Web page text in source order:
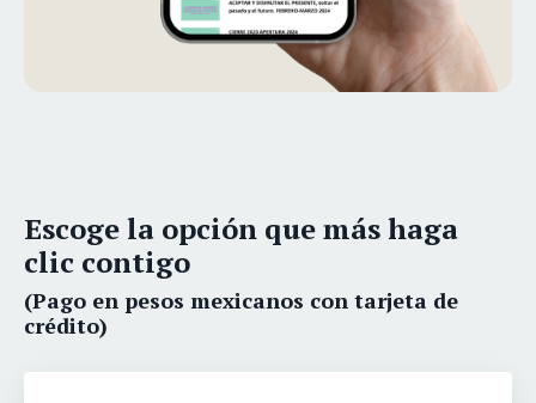
Escoge la opción que más haga
clic contigo
(Pago en pesos mexicanos con tarjeta de
crédito)